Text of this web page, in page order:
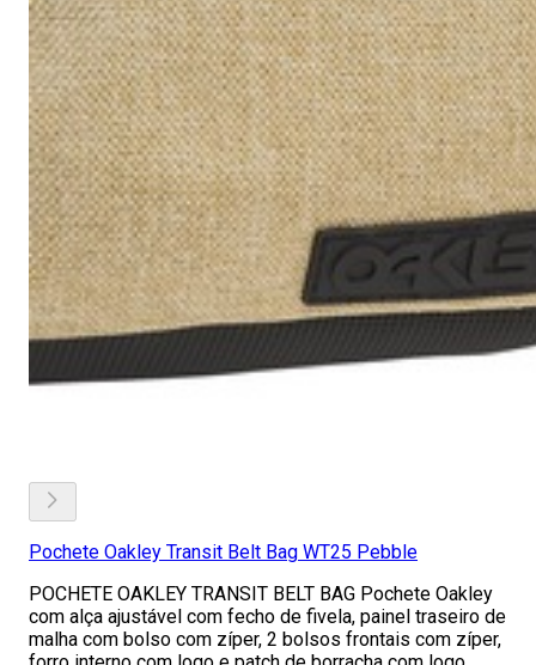
Pochete Oakley Transit Belt Bag WT25 Pebble
POCHETE OAKLEY TRANSIT BELT BAG Pochete Oakley
com alça ajustável com fecho de fivela, painel traseiro de
malha com bolso com zíper, 2 bolsos frontais com zíper,